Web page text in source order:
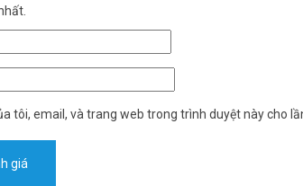
tôi, email, và trang web trong trình duyệt này cho